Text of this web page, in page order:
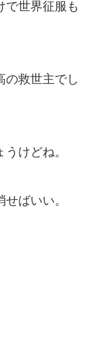
で世界征服も
の救世主でし
けどね。
ばいい。